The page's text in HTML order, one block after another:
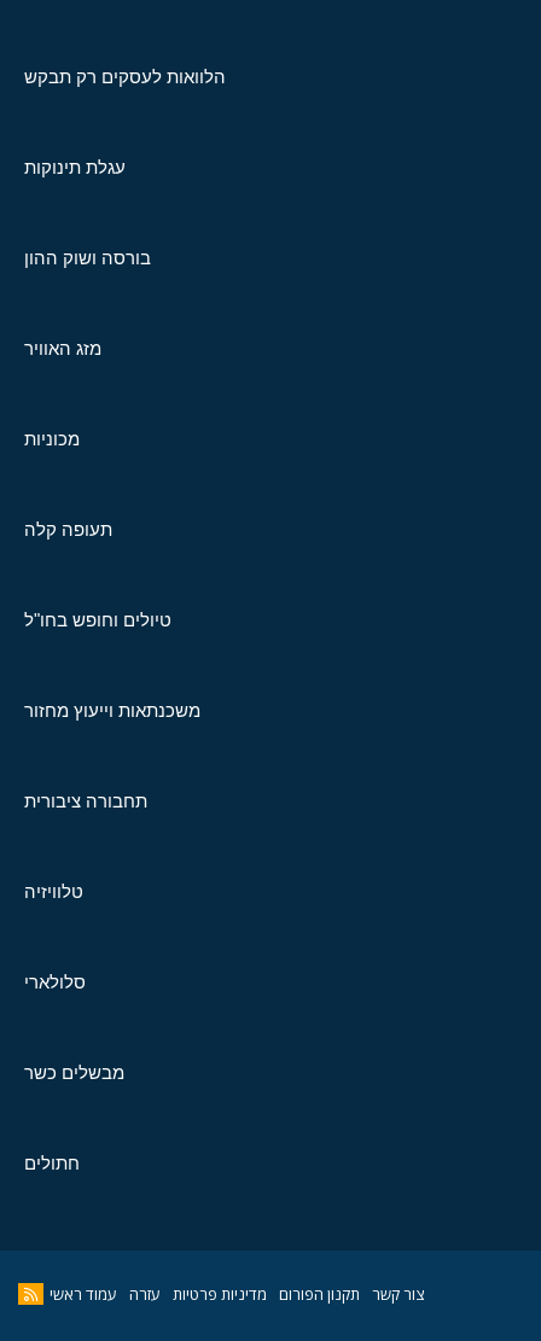
הלוואות לעסקים רק תבקש
עגלת תינוקות
בורסה ושוק ההון
מזג האוויר
מכוניות
תעופה קלה
טיולים וחופש בחו"ל
משכנתאות וייעוץ מחזור
תחבורה ציבורית
טלוויזיה
סלולארי
מבשלים כשר
חתולים
צור קשר תקנון הפורום מדיניות פרטיות עזרה עמוד ראשי